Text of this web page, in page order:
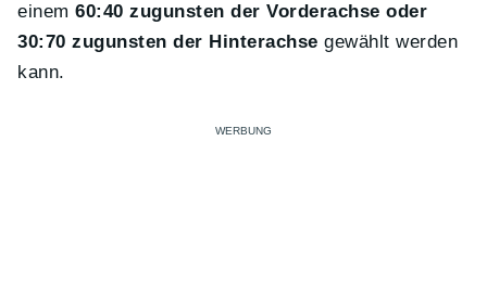
einem60:40 zugunsten der Vorderachse oder
30:70 zugunsten der Hinterachse gewählt werden
kann.